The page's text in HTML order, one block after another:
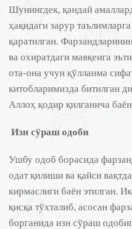
Шунингдек, қандай
ҳақидаги зарур
қаратилган.
ва охиратдаги мавқеига
ота-она учун қўлланма
китобларимизда битилган
Аллоҳ қодир қилганича
Изн сўраш одоби
Ушбу одоб борасида
одат қилиши ва қайси
кирмаслиги баён этилган.
қисқа тўхталиб, асосан
борганида изн сўраш